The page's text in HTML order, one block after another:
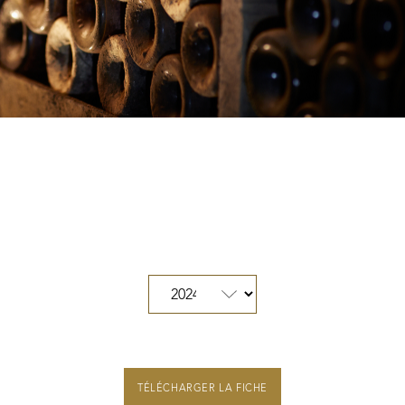
Des Climats qui font rêver
TÉLÉCHARGER LA FICHE